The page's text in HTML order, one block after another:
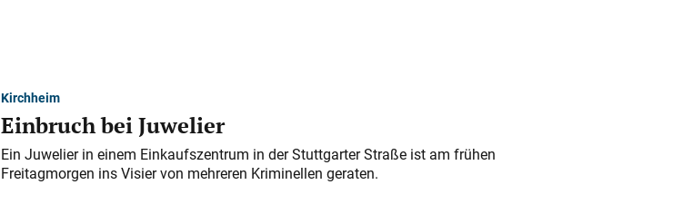
Kirchheim
Einbruch bei Juwelier
Ein Juwelier in einem Einkaufszentrum in der Stuttgarter Straße ist am frühen
Freitagmorgen ins Visier von mehreren Kriminellen geraten.